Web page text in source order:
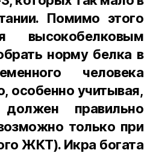
Помимо этого
высокобелковым
норму белка в
человека
особенно учитывая,
правильно
только при
ЖКТ). Икра богата